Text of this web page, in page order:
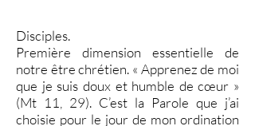
Disciples.
Première dimension essentielle de
notre être chrétien. « Apprenez de moi
que je suis doux et humble de cœur »
(Mt 11, 29). C’est la Parole que j’ai
choisie pour le jour de mon ordination